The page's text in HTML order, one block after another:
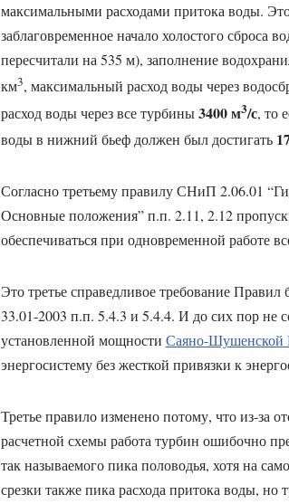
максимальными расходами притока воды.
заблаговременное начало холостого сброса
пересчитали на 535 м), заполнение
км3, максимальный расход воды через
расход воды через все турбины3400 м3/с, то
воды в нижний бьеф должен был достигать
Согласно третьему правилу СНиП 2.06.01
Основные положения” п.п. 2.11, 2.12
обеспечиваться при одновременной работе
Это третье справедливое требование
33.01-2003 п.п. 5.4.3 и 5.4.4. И до сих пор не
установленной мощности Саяно-
энергосистему без жесткой привязки к
Третье правило изменено потому, что из-за
расчетной схемы работа турбин ошибочно
так называемого пика половодья, хотя на
срезки также пика расхода притока воды,